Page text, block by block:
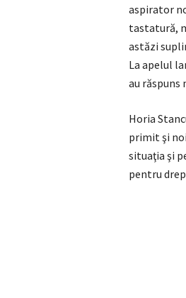
aspirator
tastatură,
astăzi
La apelul
au răspuns
Horia
primit şi
situaţia şi
pentru